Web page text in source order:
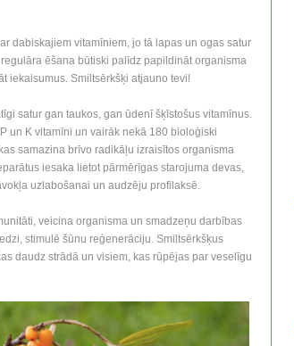
dabiskajiem vitamīniem, jo tā lapas un ogas satur
ēšana būtiski palīdz papildināt organisma
iekaisumus. Smiltsērkšķi atjauno tevi!
satur gan taukos, gan ūdenī šķīstošus vitamīnus.
un K vitamīni un vairāk nekā 180 bioloģiski
samazina brīvo radikāļu izraisītos organisma
iesaka lietot pārmērīgas starojuma devas,
uzlabošanai un audzēju profilaksē.
veicina organisma un smadzeņu darbības
stimulē šūnu reģenerāciju. Smiltsērkšķus
daudz strādā un visiem, kas rūpējas par veselīgu